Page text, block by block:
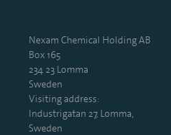
Nexam Chemical Holding AB
Box 165
234 23 Lomma
Sweden
Visiting address:
Industrigatan 27, Lomma,
Sweden